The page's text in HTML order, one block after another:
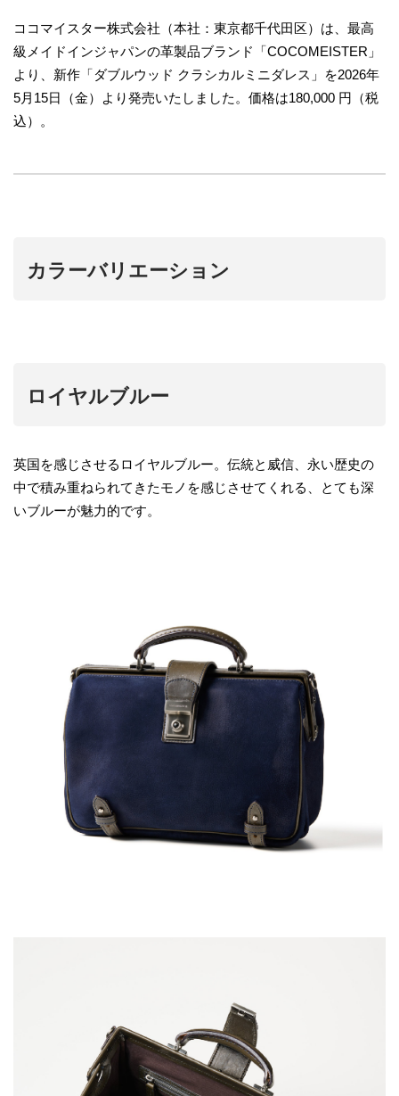
ココマイスター株式会社（本社：東京都千代田区）は、最高
級メイドインジャパンの革製品ブランド「COCOMEISTER」
より、新作「ダブルウッド クラシカルミニダレス」を2026年
5月15日（金）より発売いたしました。価格は180,000 円（税
込）。
カラーバリエーション
ロイヤルブルー
英国を感じさせるロイヤルブルー。伝統と威信、永い歴史の
中で積み重ねられてきたモノを感じさせてくれる、とても深
いブルーが魅力的です。